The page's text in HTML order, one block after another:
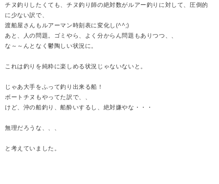
チヌ釣りしたくても、チヌ釣り師の絶対数がルアー釣りに対して、圧倒的
に少ない訳で、
渡船屋さんもルアーマン時刻表に変化し(^^;)
あと、人の問題。ゴミやら、よく分からん問題もありつつ、、
な～～んとなく鬱陶しい状況に。
これは釣りを純粋に楽しめる状況じゃないないと。
じゃあ大手をふって釣り出来る船！
ボートチヌもやってた訳で、、
けど、沖の船釣り、船酔いするし、絶対嫌やな・・・
無理だろうな、、、
と考えていました。